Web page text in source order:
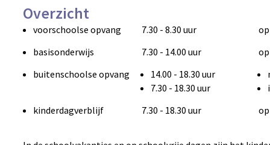
Overzicht
voorschoolse opvang 7.30 - 8.30 uur
basisonderwijs
7.30 - 14.00 uur
buitenschoolse opvang
14.00 - 18.30 uur
7.30 - 18.30 uur
kinderdagverblijf
7.30 - 18.30 uur